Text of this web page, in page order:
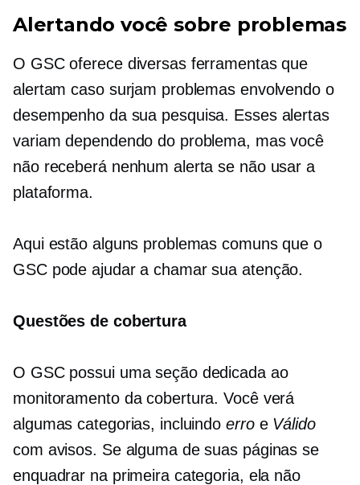
Alertando você sobre problemas
O GSC oferece diversas ferramentas que
alertam caso surjam problemas envolvendo o
desempenho da sua pesquisa. Esses alertas
variam dependendo do problema, mas você
não receberá nenhum alerta se não usar a
plataforma.
Aqui estão alguns problemas comuns que o
GSC pode ajudar a chamar sua atenção.
Questões de cobertura
O GSC possui uma seção dedicada ao
monitoramento da cobertura. Você verá
algumas categorias, incluindo erroe Válido
com avisos. Se alguma de suas páginas se
enquadrar na primeira categoria, ela não